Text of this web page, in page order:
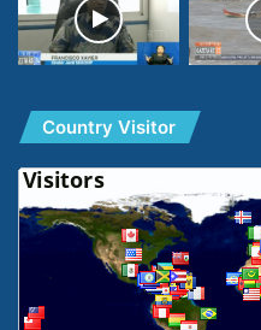
Country Visitor